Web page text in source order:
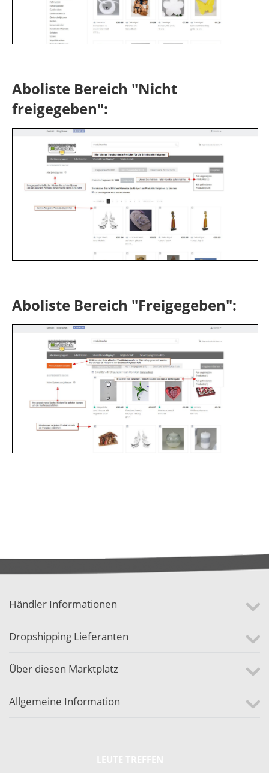
Aboliste Bereich "Nicht
freigegeben":
Aboliste Bereich "Freigegeben":
Händler Informationen
Dropshipping Lieferanten
Über diesen Marktplatz
Allgemeine Information